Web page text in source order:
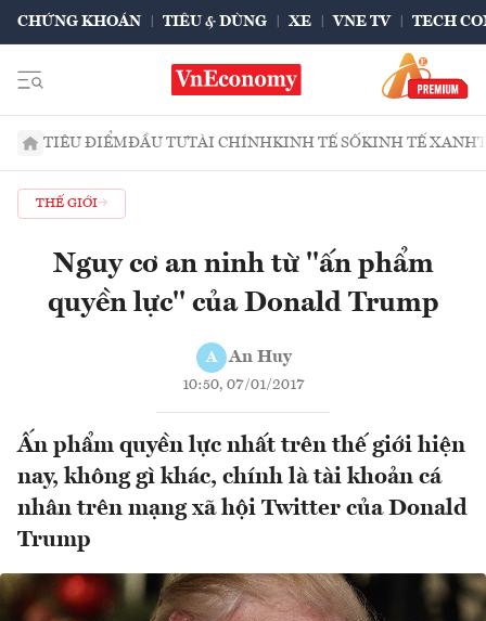
CHỨNG KHOÁN TIÊU & DÙNG XE VNE TV TECH
TIÊU ĐIỂMĐẦU TƯTÀI CHÍNHKINH TẾ SỐKINH TẾ XANH
THẾ GIỚI
Nguy cơ an ninh từ ''ấn phẩm
quyền lực'' của Donald Trump
A An Huy
10:50, 07/01/2017
Ấn phẩm quyền lực nhất trên thế giới hiện
nay, không gì khác, chính là tài khoản cá
nhân trên mạng xã hội Twitter của Donald
Trump